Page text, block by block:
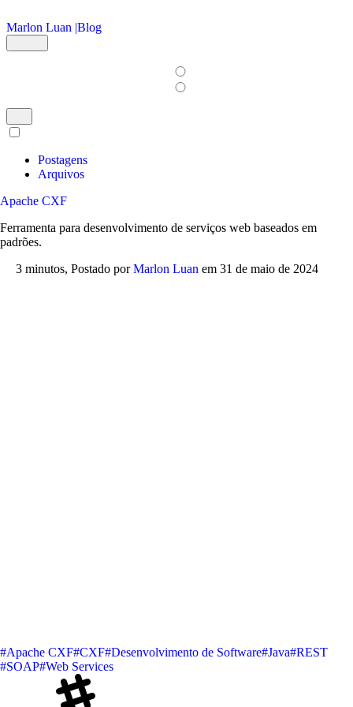
Marlon Luan |Blog
Postagens
Arquivos
Apache CXF
Ferramenta para desenvolvimento de serviços web baseados em
padrões.
3 minutos, Postado porMarlon Luan em 31 de maio de 2024
#Apache CXF#CXF#Desenvolvimento de Software#Java#REST
#SOAP#Web Services